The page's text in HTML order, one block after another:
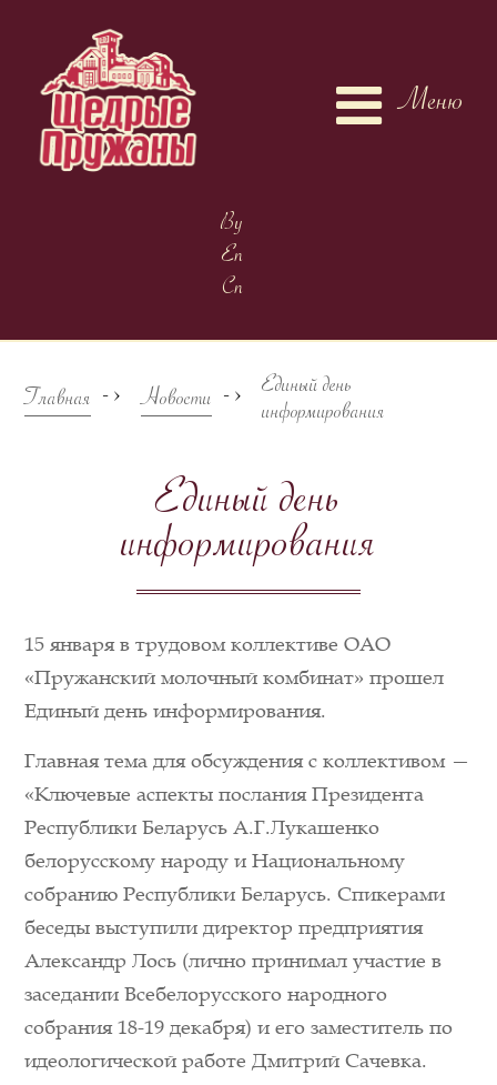
Меню
By
En
Cn
Главная -> Новости ->
Единый день
информирования
Единый день
информирования
15 января в трудовом коллективе ОАО
«Пружанский молочный комбинат» прошел
Единый день информирования.
Главная тема для обсуждения с коллективом —
«Ключевые аспекты послания Президента
Республики Беларусь А.Г.Лукашенко
белорусскому народу и Национальному
собранию Республики Беларусь. Спикерами
беседы выступили директор предприятия
Александр Лось (лично принимал участие в
заседании Всебелорусского народного
собрания 18-19 декабря) и его заместитель по
идеологической работе Дмитрий Сачевка.